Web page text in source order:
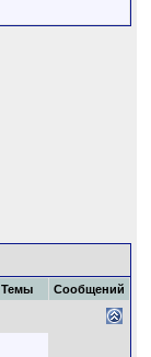
Темы Сообщений